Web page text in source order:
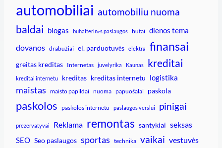
automobiliai automobiliu nuoma
baldai blogas buhalterinės paslaugos butai dienos tema
dovanos drabužiai el. parduotuvės elektra finansai
greitas kreditas Internetas juvelyrika Kaunas kreditai
kreditai internetu kreditas kreditas internetu logistika
maistas maisto papildai nuoma papuošalai paskola
paskolos paskolos internetu paslaugos verslui pinigai
prezervatyvai Reklama remontas santykiai seksas
SEO Seo paslaugos sportas technika vaikai vestuvės